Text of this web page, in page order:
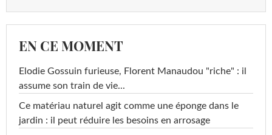
EN CE MOMENT
Elodie Gossuin furieuse, Florent Manaudou "riche" : il
assume son train de vie...
Ce matériau naturel agit comme une éponge dans le
jardin : il peut réduire les besoins en arrosage